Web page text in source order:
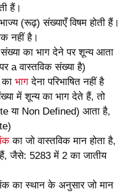
हैं।
(रूढ़) संख्याएँ विषम होती हैं।
नहीं है।
का भाग देने पर शून्य आता
a वास्तविक संख्या है)
का भाग देना परिभाषित नहीं है
में शून्य का भाग देते हैं, तो
या Non Defined) आता है,
का जो वास्तविक मान होता है,
जैसे: 5283 में 2 का जातीय
का स्थान के अनुसार जो मान